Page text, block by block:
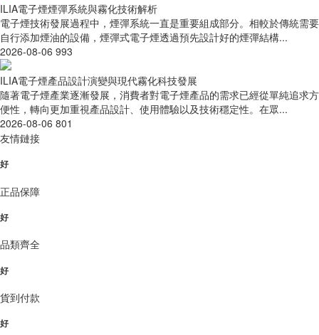
ILIA電子煙煙彈系統與霧化技術解析
電子煙技術發展過程中，煙彈系統一直是重要組成部分。相較於傳統需要
自行添加煙油的設備，煙彈式電子煙透過預先設計好的煙彈結構...
2026-08-06 993
ILIA電子煙產品設計演變與現代霧化科技發展
隨著電子煙產業逐漸發展，消費者對電子煙產品的需求已經從單純追求方
便性，轉向更加重視產品設計、使用體驗以及技術穩定性。在眾...
2026-08-06 801
友情鏈接
好
正品保障
好
品類齊全
好
貨到付款
好